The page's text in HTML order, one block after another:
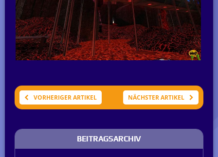
VORHERIGER ARTIKEL NÄCHSTER ARTIKEL
BEITRAGSARCHIV